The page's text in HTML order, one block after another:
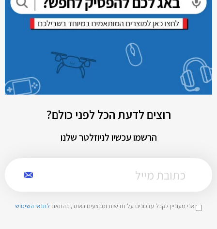
רוצים לדעת הכל לפני כולם?
הרשמו עכשיו לניוזלטר שלנו
אני מעוניין לקבל עדכונים על חדשות ומבצעים באתר, בהתאם לתנאי השימוש